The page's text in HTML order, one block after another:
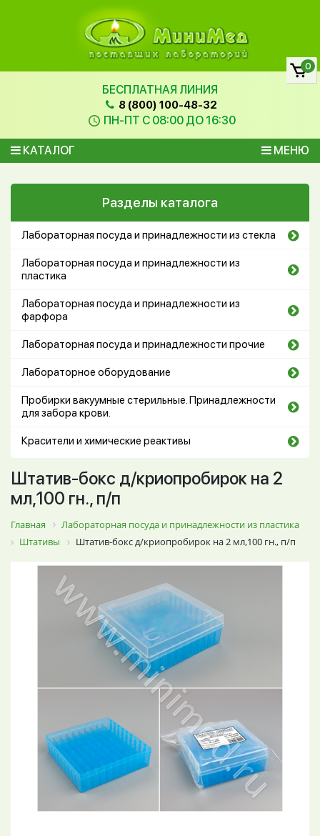
БЕСПЛАТНАЯ ЛИНИЯ
8 (800) 100-48-32
ПН-ПТ С 08:00 ДО 16:30
КАТАЛОГ МЕНЮ
0
Разделы каталога
Лабораторная посуда и принадлежности из стекла
Лабораторная посуда и принадлежности из
пластика
Лабораторная посуда и принадлежности из
фарфора
Лабораторная посуда и принадлежности прочие
Лабораторное оборудование
Пробирки вакуумные стерильные. Принадлежности
для забора крови.
Красители и химические реактивы
Штатив-бокс д/криопробирок на 2
мл,100 гн., п/п
Главная
Лабораторная посуда и принадлежности из пластика
Штативы
Штатив-бокс д/криопробирок на 2 мл,100 гн., п/п